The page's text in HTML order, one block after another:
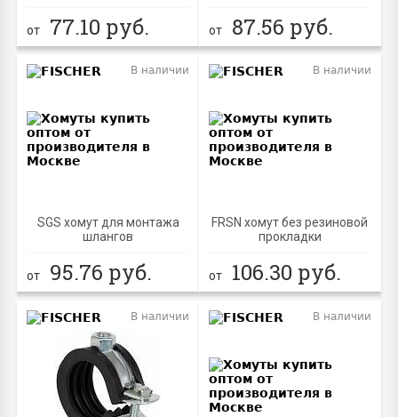
от 77.10 руб. от 87.56 руб.
SGS хомут для монтажа
шлангов
В наличии
от 95.76 руб.
FRSN хомут без резиновой
прокладки
В наличии
от 106.30 руб.
В наличии В наличии